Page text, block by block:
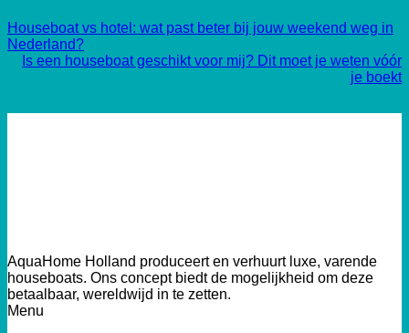
Houseboat vs hotel: wat past beter bij jouw weekend weg in
Nederland?
Is een houseboat geschikt voor mij? Dit moet je weten vóór
je boekt
AquaHome Holland produceert en verhuurt luxe, varende
houseboats. Ons concept biedt de mogelijkheid om deze
betaalbaar, wereldwijd in te zetten.
Menu